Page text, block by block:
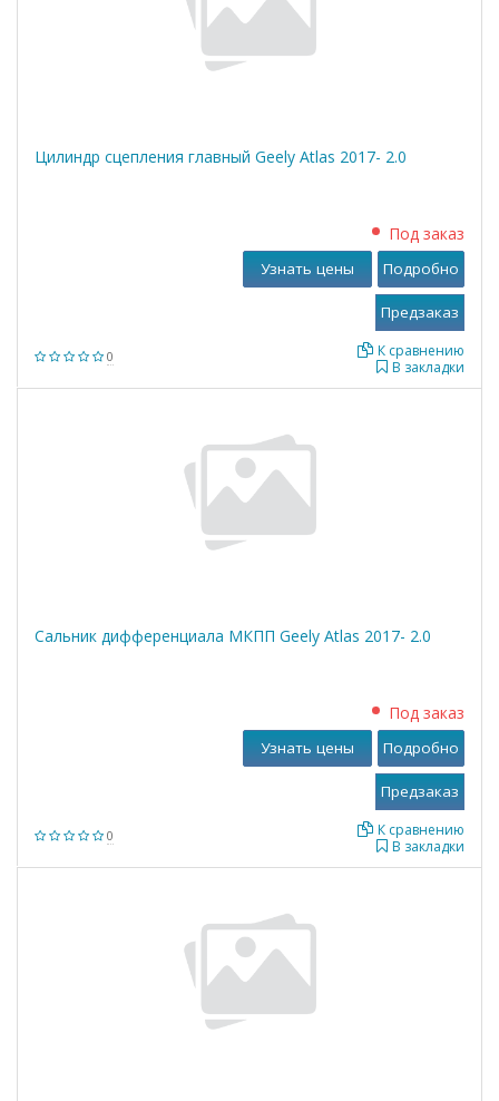
Цилиндр сцепления главный Geely Atlas 2017- 2.0
0
Под заказ
В закладки
К сравнению
Узнать цены Подробно
Сальник дифференциала МКПП Geely Atlas 2017- 2.0
0
Под заказ
В закладки
К сравнению
Узнать цены Подробно